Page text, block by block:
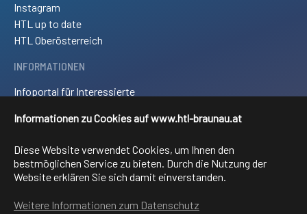
Informationen zu Cookies auf www.htl-braunau.at
Diese Website verwendet Cookies, um Ihnen den
bestmöglichen Service zu bieten. Durch die Nutzung der
Website erklären Sie sich damit einverstanden.
Weitere Informationen zum Datenschutz
Instagram
HTL up to date
HTL Oberösterreich
INFORMATIONEN
Infoportal für Interessierte
Downloads
Sitemap
FACHRICHTUNGEN
Elektronik und technische Informatik